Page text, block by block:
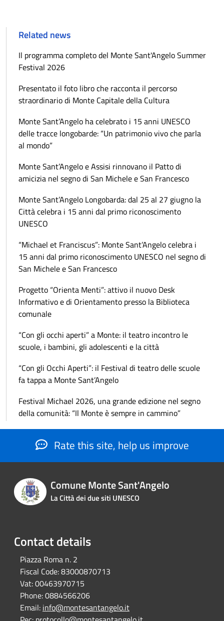
Related news
Il programma completo del Monte Sant'Angelo Summer
Festival 2026
Presentato il foto libro che racconta il percorso
straordinario di Monte Capitale della Cultura
Monte Sant’Angelo ha celebrato i 15 anni UNESCO
delle tracce longobarde: “Un patrimonio vivo che parla
al mondo”
Monte Sant’Angelo e Assisi rinnovano il Patto di
amicizia nel segno di San Michele e San Francesco
Monte Sant’Angelo Longobarda: dal 25 al 27 giugno la
Città celebra i 15 anni dal primo riconoscimento
UNESCO
“Michael et Franciscus”: Monte Sant’Angelo celebra i
15 anni dal primo riconoscimento UNESCO nel segno di
San Michele e San Francesco
Progetto “Orienta Menti”: attivo il nuovo Desk
Informativo e di Orientamento presso la Biblioteca
comunale
“Con gli occhi aperti” a Monte: il teatro incontro le
scuole, i bambini, gli adolescenti e la città
“Con gli Occhi Aperti”: il Festival di teatro delle scuole
fa tappa a Monte Sant’Angelo
Festival Michael 2026, una grande edizione nel segno
della comunità: “Il Monte è sempre in cammino”
Rate this site, help us improve
Comune Monte Sant'Angelo
La Città dei due siti UNESCO
Contact details
Piazza Roma n. 2
Fiscal Code:83000870713
Vat:00463970715
Phone:0884566206
Email: info@montesantangelo.it